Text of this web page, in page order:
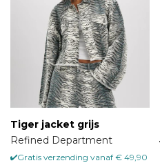
Tiger jacket grijs
Refined Department
Gratis verzending vanaf € 49,90